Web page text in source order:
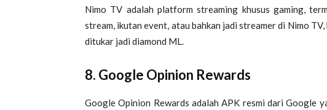
Nimo TV adalah platform streaming khusus gaming,
stream, ikutan event, atau bahkan jadi streamer di Nimo
ditukar jadi diamond ML.
8. Google Opinion Rewards
Google Opinion Rewards adalah APK resmi dari Google